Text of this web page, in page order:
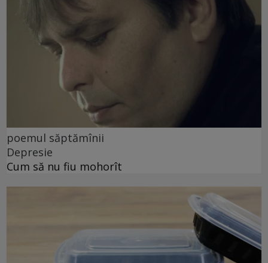
poemul săptămînii
Depresie
Cum să nu fiu mohorît